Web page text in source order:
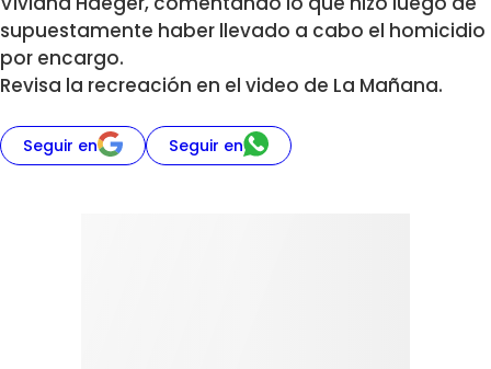
supuestamente haber llevado a cabo el homicidio
por encargo.
Revisa la recreación en el video de La Mañana.
Seguir en Seguir en